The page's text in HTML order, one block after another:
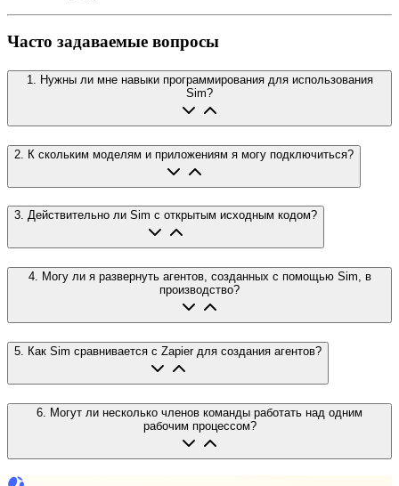
Часто задаваемые вопросы
1
Нужны ли мне навыки программирования для использования
Sim?
2 К скольким моделям и приложениям я могу подключиться?
3. Действительно ли Sim с открытым исходным кодом?
4. Могу ли я развернуть агентов, созданных с помощью Sim, в
производство?
5 Как Sim сравнивается с Zapier для создания агентов?
6 Могут ли несколько членов команды работать над одним
рабочим процессом?